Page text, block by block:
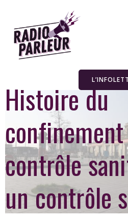
Histoire du
contrôle
un contrôle